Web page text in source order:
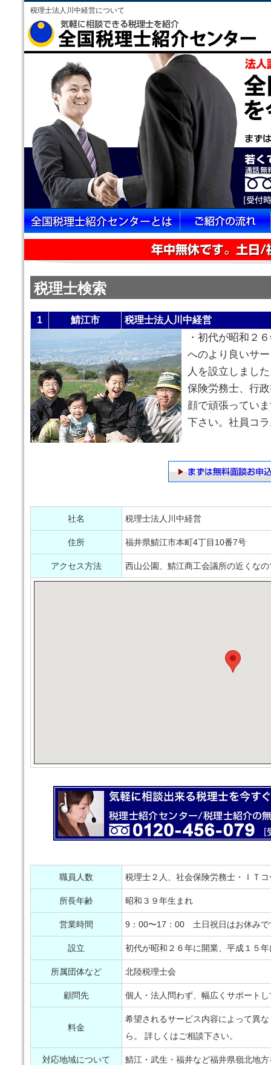
税理士法人川中経営について
税理士検索
1 鯖江市 税理士法人川中経営
・初代が昭和２
へのより良いサ
人を設立しまし
保険労務士、行
顔で頑張ってい
下さい。社員コ
社名 税理士法人川中経営
住所 福井県鯖江市本町4丁目10番7号
アクセス方法 西山公園、鯖江商工会議所の近くな
職員人数 税理士２人、社会保険労務士・ＩＴ
所長年齢 昭和３９年生まれ
営業時間 9：00〜17：00 土日祝日はお休みで
設立 初代が昭和２６年に開業、平成１５
所属団体など 北陸税理士会
顧問先 個人・法人問わず、幅広くサポート
料金
希望されるサービス内容によって異
ら。 詳しくはご相談下さい。
対応地域について 鯖江・武生・福井など福井県嶺北地